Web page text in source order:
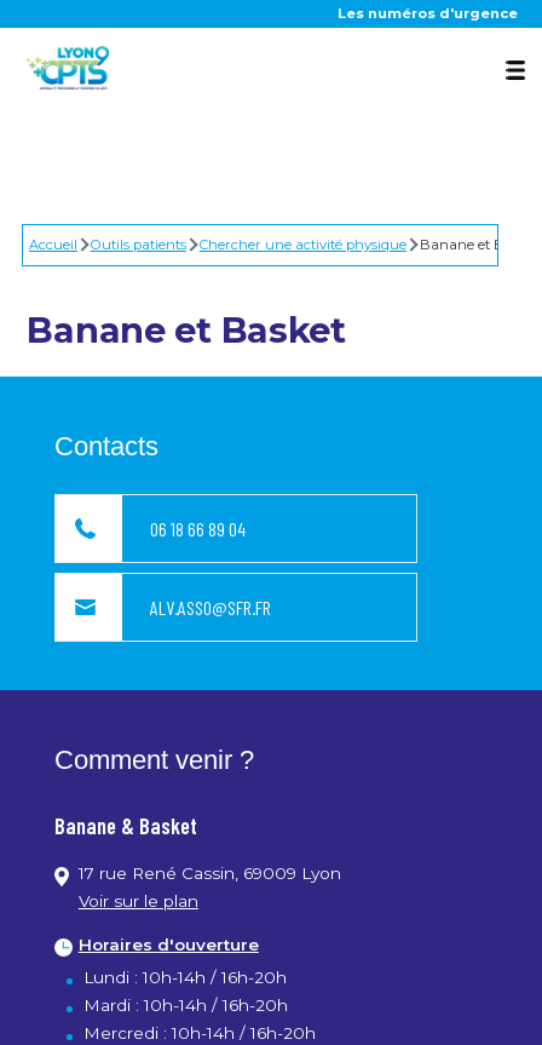
Les numéros d'urgence
Nos actions
Agenda
Accueil Outils patients Chercher une activité physique Banane et Basket
Banane et Basket
Contacts
06 18 66 89 04
ALV.ASSO@SFR.FR
Comment venir ?
Banane & Basket
17 rue René Cassin, 69009 Lyon
Voir sur le plan
Horaires d'ouverture
Lundi : 10h-14h / 16h-20h
Mardi : 10h-14h / 16h-20h
Mercredi : 10h-14h / 16h-20h